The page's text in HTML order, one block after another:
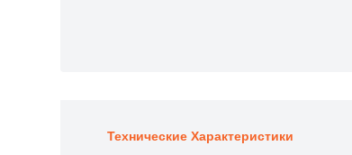
Технические Характеристики